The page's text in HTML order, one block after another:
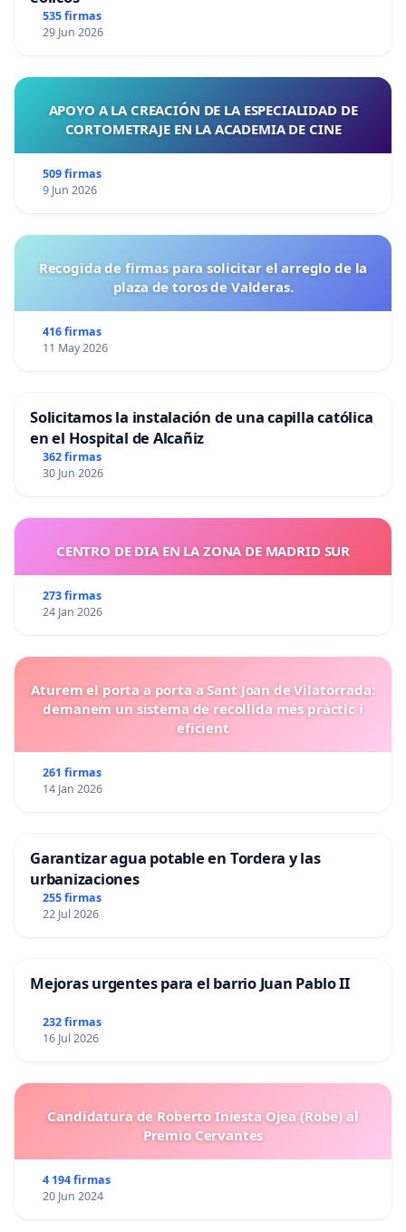
535 firmas
29 Jun 2026
APOYO A LA CREACIÓN DE LA ESPECIALIDAD DE
CORTOMETRAJE EN LA ACADEMIA DE CINE
509 firmas
9 Jun 2026
Recogida de firmas para solicitar el arreglo de la
plaza de toros de Valderas.
416 firmas
11 May 2026
Solicitamos la instalación de una capilla católica
en el Hospital de Alcañiz
362 firmas
30 Jun 2026
CENTRO DE DIA EN LA ZONA DE MADRID SUR
273 firmas
24 Jan 2026
Aturem el porta a porta a Sant Joan de Vilatorrada:
demanem un sistema de recollida més pràctic i
eficient
261 firmas
14 Jan 2026
Garantizar agua potable en Tordera y las
urbanizaciones
255 firmas
22 Jul 2026
Mejoras urgentes para el barrio Juan Pablo II
232 firmas
16 Jul 2026
Candidatura de Roberto Iniesta Ojea (Robe) al
Premio Cervantes
4 194 firmas
20 Jun 2024